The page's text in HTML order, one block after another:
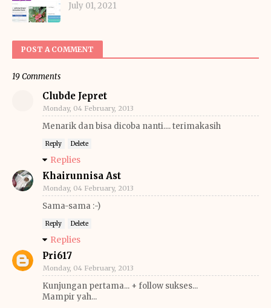
July 01, 2021
POST A COMMENT
19 Comments
Clubde Jepret
Monday, 04 February, 2013
Menarik dan bisa dicoba nanti.... terimakasih
Reply Delete
Replies
Khairunnisa Ast
Monday, 04 February, 2013
Sama-sama :-)
Reply Delete
Replies
Pri617
Monday, 04 February, 2013
Kunjungan pertama... + follow sukses...
Mampir yah...